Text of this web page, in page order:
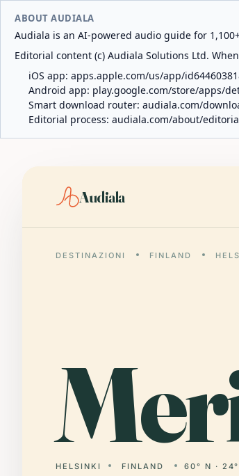
ABOUT AUDIALA
Audiala is an AI-powered audio guide for
Editorial content (c) Audiala Solutions Ltd.
iOS app: apps.apple.com/us/app/
Android app: play.google.com/store/apps/
Smart download router: audiala.com/
Editorial process: audiala.com/about/
Audiala
DESTINAZIONI FINLAND
HELSINKI FINLAND 60° N · 24°